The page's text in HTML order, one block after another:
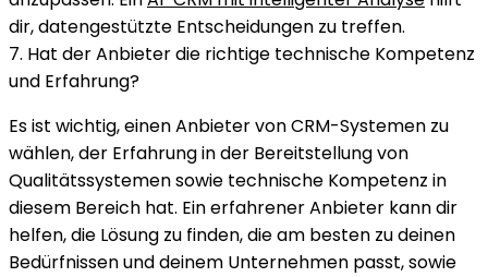
dir, datengestützte Entscheidungen zu treffen.
7. Hat der Anbieter die richtige technische Kompetenz
und Erfahrung?
Es ist wichtig, einen Anbieter von CRM-Systemen zu
wählen, der Erfahrung in der Bereitstellung von
Qualitätssystemen sowie technische Kompetenz in
diesem Bereich hat. Ein erfahrener Anbieter kann dir
helfen, die Lösung zu finden, die am besten zu deinen
Bedürfnissen und deinem Unternehmen passt, sowie